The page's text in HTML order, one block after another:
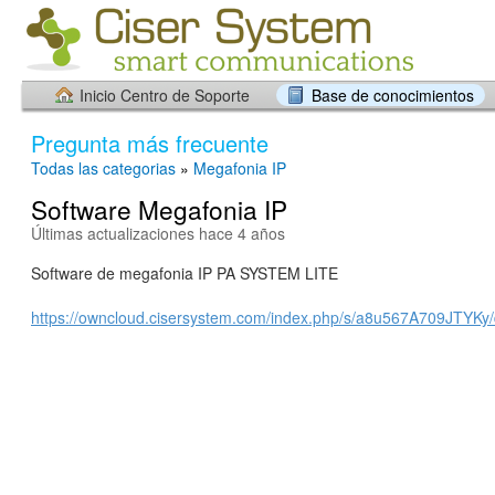
Inicio Centro de Soporte Base de conocimientos
Pregunta más frecuente
Todas las categorias » Megafonia IP
Software Megafonia IP
Últimas actualizaciones hace 4 años
Software de megafonia IP PA SYSTEM LITE
https://owncloud.cisersystem.com/index.php/s/